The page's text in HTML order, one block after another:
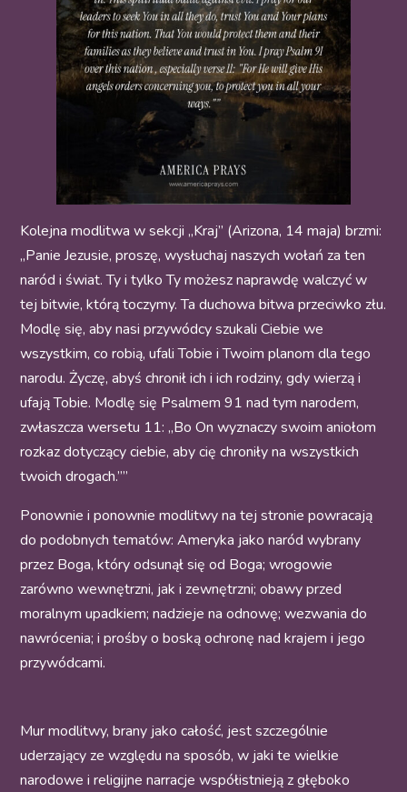
Kolejna modlitwa w sekcji „Kraj” (Arizona, 14 maja) brzmi:
„Panie Jezusie, proszę, wysłuchaj naszych wołań za ten
naród i świat. Ty i tylko Ty możesz naprawdę walczyć w
tej bitwie, którą toczymy. Ta duchowa bitwa przeciwko złu.
Modlę się, aby nasi przywódcy szukali Ciebie we
wszystkim, co robią, ufali Tobie i Twoim planom dla tego
narodu. Życzę, abyś chronił ich i ich rodziny, gdy wierzą i
ufają Tobie. Modlę się Psalmem 91 nad tym narodem,
zwłaszcza wersetu 11: „Bo On wyznaczy swoim aniołom
rozkaz dotyczący ciebie, aby cię chroniły na wszystkich
twoich drogach.””
Ponownie i ponownie modlitwy na tej stronie powracają
do podobnych tematów: Ameryka jako naród wybrany
przez Boga, który odsunął się od Boga; wrogowie
zarówno wewnętrzni, jak i zewnętrzni; obawy przed
moralnym upadkiem; nadzieje na odnowę; wezwania do
nawrócenia; i prośby o boską ochronę nad krajem i jego
przywódcami.
Mur modlitwy, brany jako całość, jest szczególnie
uderzający ze względu na sposób, w jaki te wielkie
narodowe i religijne narracje współistnieją z głęboko